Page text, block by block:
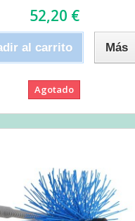
52,20 €
al carrito Más
Agotado